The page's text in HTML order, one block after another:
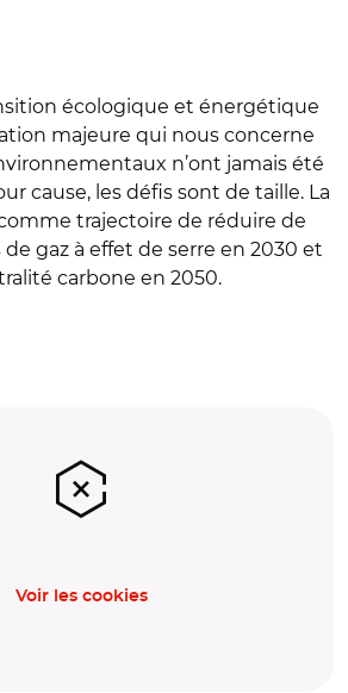
écologique et énergétique
majeure qui nous concerne
n’ont jamais été
cause, les défis sont de taille. La
trajectoire de réduire de
gaz à effet de serre en 2030 et
carbone en 2050.
Voir les cookies